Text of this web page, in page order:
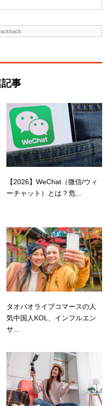
記事
【2026】WeChat（微信/ウィ
ーチャット）とは？危...
タオバオライブコマースの人
気中国人KOL、インフルエン
サ...